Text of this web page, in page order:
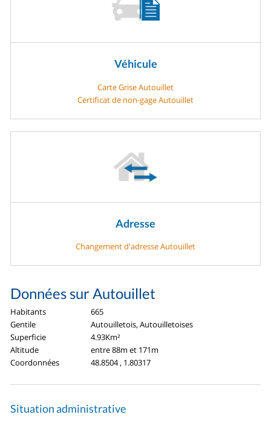
Véhicule
Carte Grise Autouillet
Certificat de non-gage Autouillet
Adresse
Changement d'adresse Autouillet
Données sur Autouillet
Habitants
665
Gentile
Autouilletois, Autouilletoises
Superficie
4.93Km²
Altitude
entre 88m et 171m
Coordonnées
48.8504 , 1.80317
Situation administrative